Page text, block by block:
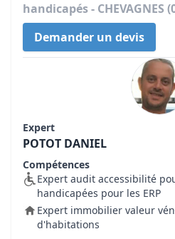
handicapés - CHEVAGNES
Demander un devis
Expert
POTOT DANIEL
Compétences
Expert audit accessibilité
handicapées pour les ERP
Expert immobilier valeur
d'habitations